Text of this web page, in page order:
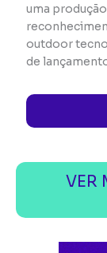
uma
outdoor
de
VER